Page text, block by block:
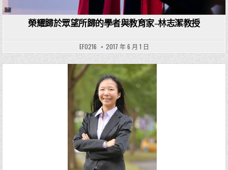
榮耀歸於眾望所歸的學者與教育家-林志潔教授
EF0216 2017 年 6 月 1 日
Posted in